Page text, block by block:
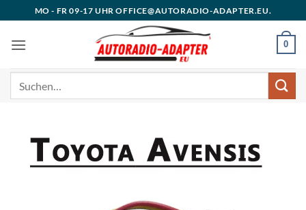
Inhalt
springen
MO - FR 09-17 UHR OFFICE@AUTORADIO-ADAPTER.EU.
0